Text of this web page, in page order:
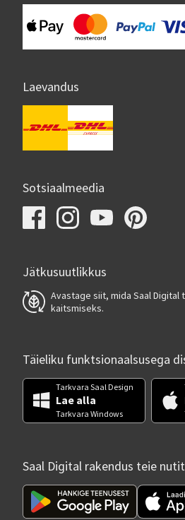
Laevandus
Sotsiaalmeedia
Jätkusuutlikkus
Avastage siit, mida Saal Digital
kaitsmiseks.
Täieliku funktsionaalsusega
Tarkvara Saal Design
Lae alla
Tarkvara Windows
Saal Digital rakendus teie